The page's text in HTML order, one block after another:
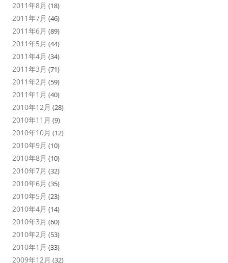
2011年8月 (18)
2011年7月 (46)
2011年6月 (89)
2011年5月 (44)
2011年4月 (34)
2011年3月 (71)
2011年2月 (59)
2011年1月 (40)
2010年12月 (28)
2010年11月 (9)
2010年10月 (12)
2010年9月 (10)
2010年8月 (10)
2010年7月 (32)
2010年6月 (35)
2010年5月 (23)
2010年4月 (14)
2010年3月 (60)
2010年2月 (53)
2010年1月 (33)
2009年12月 (32)